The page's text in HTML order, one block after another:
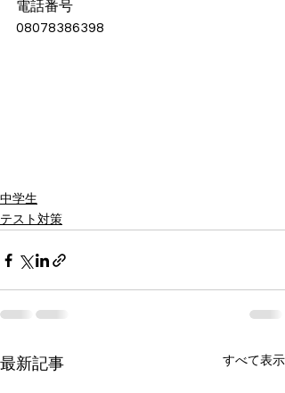
電話番号
08078386398
中学生
テスト対策
最新記事 すべて表示